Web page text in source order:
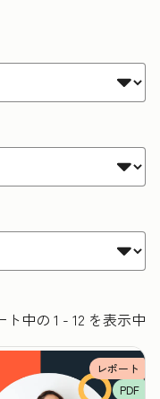
ト中の 1 - 12 を表示中
レポート
PDF